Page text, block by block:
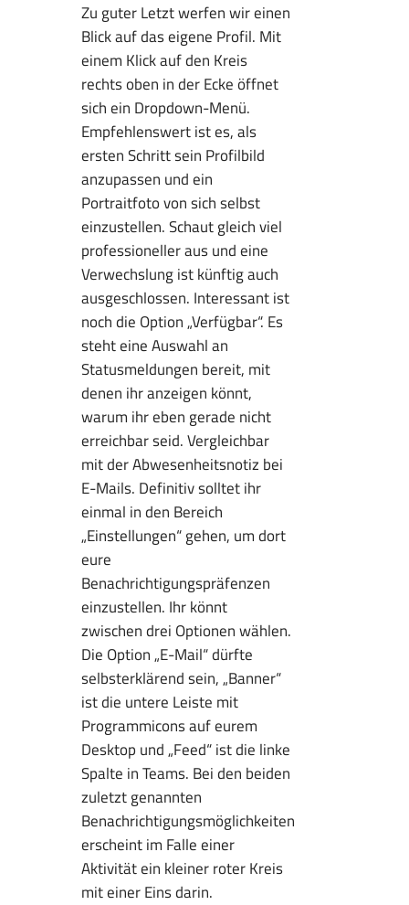
Zu guter Letzt werfen wir einen
Blick auf das eigene Profil. Mit
einem Klick auf den Kreis
rechts oben in der Ecke öffnet
sich ein Dropdown-Menü.
Empfehlenswert ist es, als
ersten Schritt sein Profilbild
anzupassen und ein
Portraitfoto von sich selbst
einzustellen. Schaut gleich viel
professioneller aus und eine
Verwechslung ist künftig auch
ausgeschlossen. Interessant ist
noch die Option „Verfügbar“. Es
steht eine Auswahl an
Statusmeldungen bereit, mit
denen ihr anzeigen könnt,
warum ihr eben gerade nicht
erreichbar seid. Vergleichbar
mit der Abwesenheitsnotiz bei
E-Mails. Definitiv solltet ihr
einmal in den Bereich
„Einstellungen“ gehen, um dort
eure
Benachrichtigungspräfenzen
einzustellen. Ihr könnt
zwischen drei Optionen wählen.
Die Option „E-Mail“ dürfte
selbsterklärend sein, „Banner“
ist die untere Leiste mit
Programmicons auf eurem
Desktop und „Feed“ ist die linke
Spalte in Teams. Bei den beiden
zuletzt genannten
Benachrichtigungsmöglichkeiten
erscheint im Falle einer
Aktivität ein kleiner roter Kreis
mit einer Eins darin.